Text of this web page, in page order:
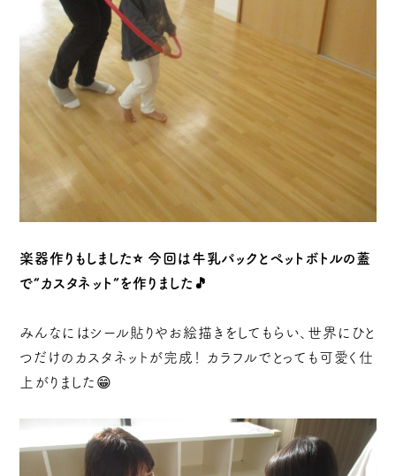
楽器作りもしました⭐ 今回は牛乳パックとペットボトルの蓋
で“カスタネット”を作りました🎵
みんなにはシール貼りやお絵描きをしてもらい、世界にひと
つだけのカスタネットが完成！ カラフルでとっても可愛く仕
上がりました😁